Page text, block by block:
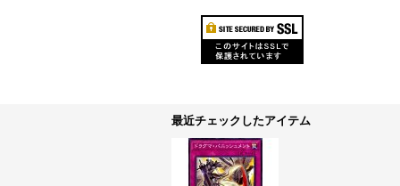
最近チェックしたアイテム